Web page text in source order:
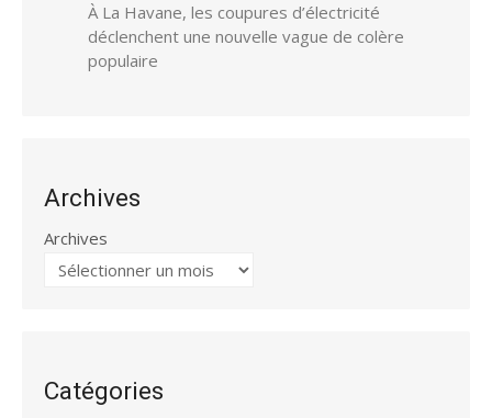
À La Havane, les coupures d’électricité
déclenchent une nouvelle vague de colère
populaire
Archives
Archives
Catégories